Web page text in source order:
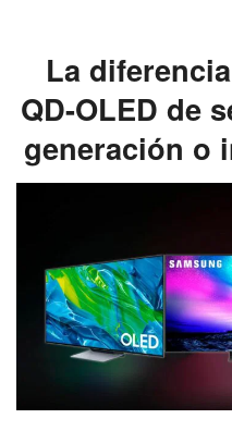
La
QD-OLED de
generación o